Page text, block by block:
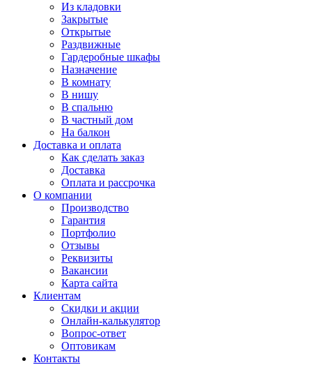
Из кладовки
Закрытые
Открытые
Раздвижные
Гардеробные шкафы
Назначение
В комнату
В нишу
В спальню
В частный дом
На балкон
Доставка и оплата
Как сделать заказ
Доставка
Оплата и рассрочка
О компании
Производство
Гарантия
Портфолио
Отзывы
Реквизиты
Вакансии
Карта сайта
Клиентам
Скидки и акции
Онлайн-калькулятор
Вопрос-ответ
Оптовикам
Контакты